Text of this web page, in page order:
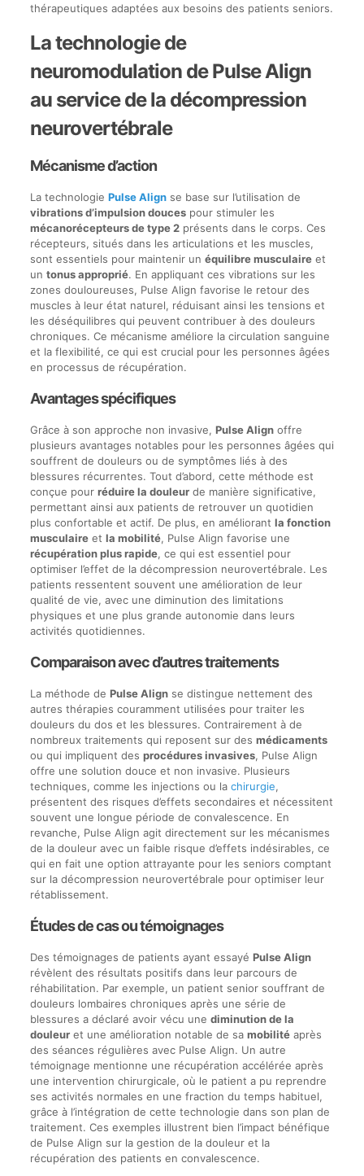
thérapeutiques adaptées aux besoins des patients seniors.
La technologie de
neuromodulation de Pulse Align
au service de la décompression
neurovertébrale
Mécanisme d’action
La technologie Pulse Alignse base sur l’utilisation de
vibrations d’impulsion doucespour stimuler les
mécanorécepteurs de type 2présents dans le corps. Ces
récepteurs, situés dans les articulations et les muscles,
sont essentiels pour maintenir un équilibre musculaireet
un tonus approprié. En appliquant ces vibrations sur les
zones douloureuses, Pulse Align favorise le retour des
muscles à leur état naturel, réduisant ainsi les tensions et
les déséquilibres qui peuvent contribuer à des douleurs
chroniques. Ce mécanisme améliore la circulation sanguine
et la flexibilité, ce qui est crucial pour les personnes âgées
en processus de récupération.
Avantages spécifiques
Grâce à son approche non invasive, Pulse Alignoffre
plusieurs avantages notables pour les personnes âgées qui
souffrent de douleurs ou de symptômes liés à des
blessures récurrentes. Tout d’abord, cette méthode est
conçue pour réduire la douleurde manière significative,
permettant ainsi aux patients de retrouver un quotidien
plus confortable et actif. De plus, en améliorant la fonction
musculaireet la mobilité, Pulse Align favorise une
récupération plus rapide, ce qui est essentiel pour
optimiser l’effet de la décompression neurovertébrale. Les
patients ressentent souvent une amélioration de leur
qualité de vie, avec une diminution des limitations
physiques et une plus grande autonomie dans leurs
activités quotidiennes.
Comparaison avec d’autres traitements
La méthode de Pulse Alignse distingue nettement des
autres thérapies couramment utilisées pour traiter les
douleurs du dos et les blessures. Contrairement à de
nombreux traitements qui reposent sur des médicaments
ou qui impliquent des procédures invasives, Pulse Align
offre une solution douce et non invasive. Plusieurs
techniques, comme les injections ou la chirurgie,
présentent des risques d’effets secondaires et nécessitent
souvent une longue période de convalescence. En
revanche, Pulse Align agit directement sur les mécanismes
de la douleur avec un faible risque d’effets indésirables, ce
qui en fait une option attrayante pour les seniors comptant
sur la décompression neurovertébrale pour optimiser leur
rétablissement.
Études de cas ou témoignages
Des témoignages de patients ayant essayé Pulse Align
révèlent des résultats positifs dans leur parcours de
réhabilitation. Par exemple, un patient senior souffrant de
douleurs lombaires chroniques après une série de
blessures a déclaré avoir vécu une diminution de la
douleuret une amélioration notable de sa mobilitéaprès
des séances régulières avec Pulse Align. Un autre
témoignage mentionne une récupération accélérée après
une intervention chirurgicale, où le patient a pu reprendre
ses activités normales en une fraction du temps habituel,
grâce à l’intégration de cette technologie dans son plan de
traitement. Ces exemples illustrent bien l’impact bénéfique
de Pulse Align sur la gestion de la douleur et la
récupération des patients en convalescence.